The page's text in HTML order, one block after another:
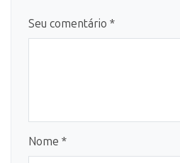
Seu comentário *
Nome *